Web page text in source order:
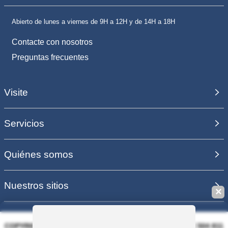
Abierto de lunes a viernes de 9H a 12H y de 14H a 18H
Contacte con nosotros
Preguntas frecuentes
Visite
Servicios
Quiénes somos
Nuestros sitios
COPYRIGHT 2006 - 2025 - EQUIRODI SAS - R.C.S. DOLE 504 811
✕